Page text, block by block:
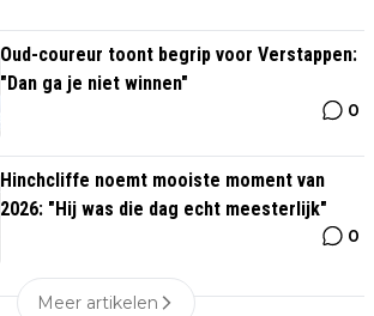
Oud-coureur toont begrip voor Verstappen:
"Dan ga je niet winnen"
0
Hinchcliffe noemt mooiste moment van
2026: "Hij was die dag echt meesterlijk"
0
Meer artikelen